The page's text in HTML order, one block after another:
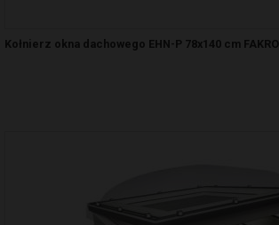
Kołnierz okna dachowego EHN-P 78x140 cm FAKRO